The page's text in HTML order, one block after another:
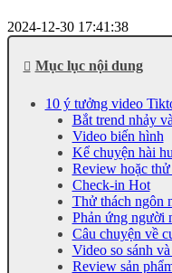
2024-12-30 17:41:38
Mục lục nội dung
10 ý tưởng video
Bắt trend nhảy
Video biến hình
Kể chuyện hài
Review hoặc
Check-in Hot
Thử thách ngôn
Phản ứng người
Câu chuyện về
Video so sánh
Review sản